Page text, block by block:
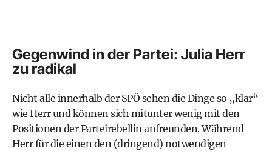
Gegenwind in der Partei: Julia Herr
zu radikal
Nicht alle innerhalb der SPÖ sehen die Dinge so „klar“
wie Herr und können sich mitunter wenig mit den
Positionen der Parteirebellin anfreunden. Während
Herr für die einen den (dringend) notwendigen